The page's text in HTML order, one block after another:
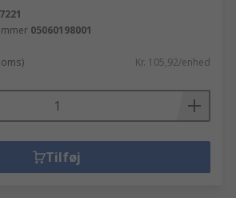
05060198001
Kr. 105,92/enhed
Tilføj